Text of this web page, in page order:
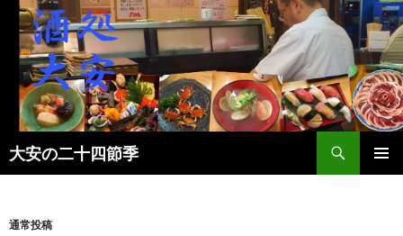
大安の二十四節季
検
索
ン
通常投稿